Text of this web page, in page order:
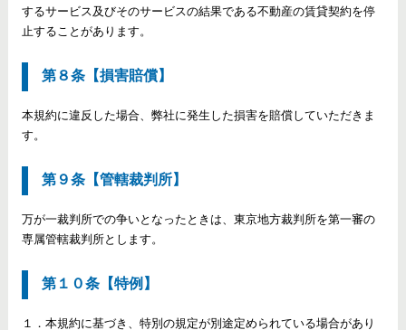
するサービス及びそのサービスの結果である不動産の賃貸契約を停
止することがあります。
第８条【損害賠償】
本規約に違反した場合、弊社に発生した損害を賠償していただきま
す。
第９条【管轄裁判所】
万が一裁判所での争いとなったときは、東京地方裁判所を第一審の
専属管轄裁判所とします。
第１０条【特例】
１．本規約に基づき、特別の規定が別途定められている場合があり